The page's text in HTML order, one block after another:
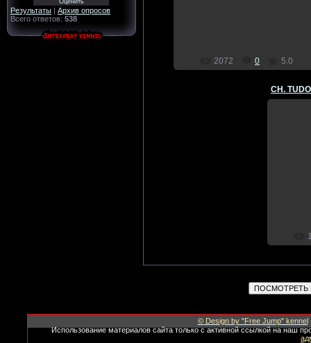
Результаты | Архив опросов
Всего ответов: 538
2072 0 5.0
CH.
© Design by "Free Jump" kennel
Использование материалов сайта только с активной ссылкой на наш